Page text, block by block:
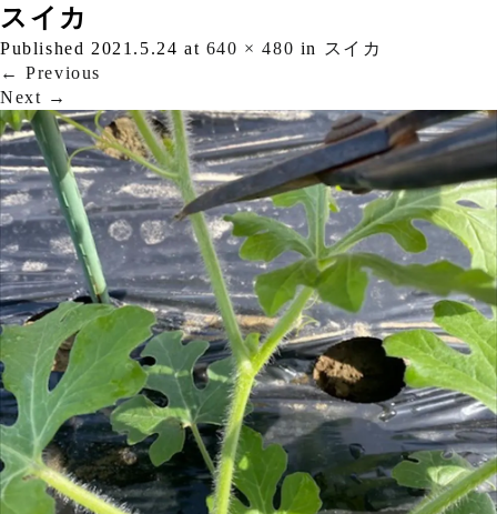
スイカ
Published 2021.5.24 at 640 × 480 in
スイカ
← Previous
Next →